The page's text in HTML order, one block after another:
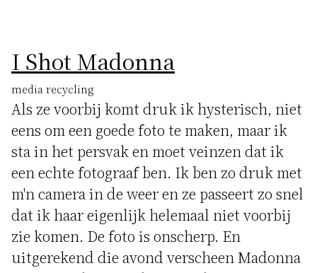
I Shot Madonna
media recycling
Als ze voorbij komt druk ik hysterisch, niet
eens om een goede foto te maken, maar ik
sta in het persvak en moet veinzen dat ik
een echte fotograaf ben. Ik ben zo druk met
m'n camera in de weer en ze passeert zo snel
dat ik haar eigenlijk helemaal niet voorbij
zie komen. De foto is onscherp. En
uitgerekend die avond verscheen Madonna